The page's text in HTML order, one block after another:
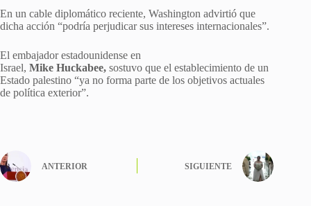
En un cable diplomático reciente, Washington advirtió que
dicha acción “podría perjudicar sus intereses internacionales”.
El embajador estadounidense en
Israel, Mike Huckabee, sostuvo que el establecimiento de un
Estado palestino “ya no forma parte de los objetivos actuales
de política exterior”.
ANTERIOR SIGUIENTE